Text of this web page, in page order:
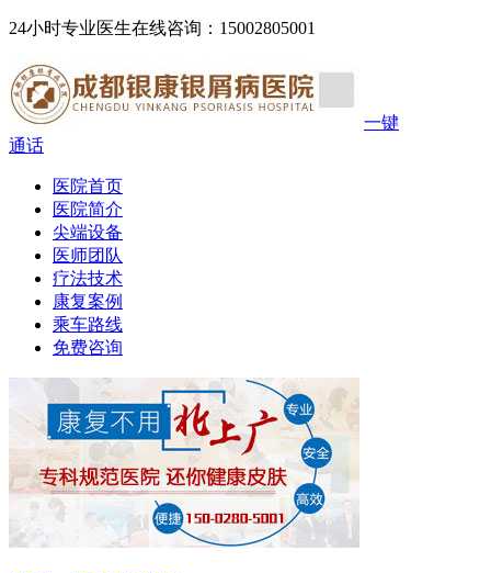
24小时专业医生在线咨询：15002805001
一键
通话
医院首页
医院简介
尖端设备
医师团队
疗法技术
康复案例
乘车路线
免费咨询